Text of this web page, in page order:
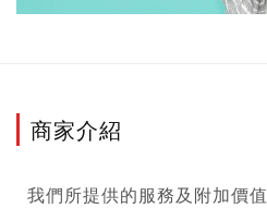
商家介紹
我們所提供的服務及附加價值